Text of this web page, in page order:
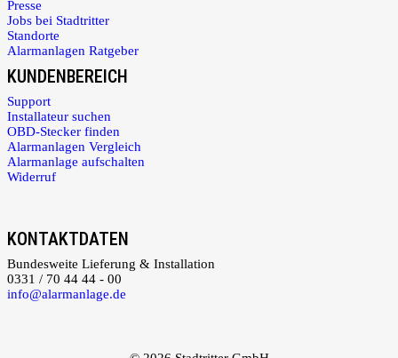
Presse
Jobs bei Stadtritter
Standorte
Alarmanlagen Ratgeber
KUNDENBEREICH
Support
Installateur suchen
OBD-Stecker finden
Alarmanlagen Vergleich
Alarmanlage aufschalten
Widerruf
KONTAKTDATEN
Bundesweite Lieferung & Installation
0331 / 70 44 44 - 00
info@alarmanlage.de